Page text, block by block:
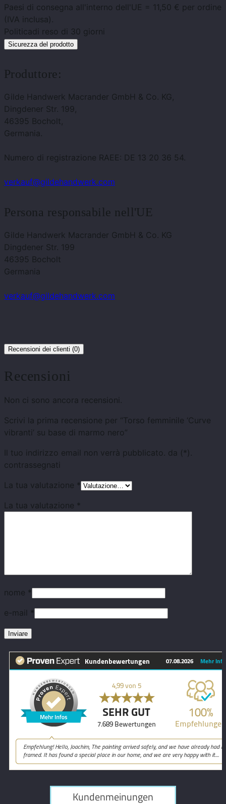
Paesi di consegna all'interno dell'UE = 11,50 € per ordine
(IVA inclusa).
Politicadi reso di 30 giorni
Sicurezza del prodotto
Produttore:
Gilde Handwerk Macrander GmbH & Co. KG,
Dingdener Str. 199,
46395 Bocholt,
Germania.
Numero di registrazione RAEE: DE 13 20 36 54.
verkauf@gildehandwerk.com
Persona responsabile nell'UE
Gilde Handwerk Macrander GmbH & Co. KG
Dingdener Str. 199
46395 Bocholt
Germania
verkauf@gildehandwerk.com
Recensioni dei clienti (0)
Recensioni
Non ci sono ancora recensioni.
Scrivi la prima recensione per “Torso femminile ‘Curve
vibranti’ su base di marmo nero”
Il tuo indirizzo email non verrà pubblicato. da (*).
contrassegnati
La tua valutazione *
La tua valutazione *
nome *
e-mail *